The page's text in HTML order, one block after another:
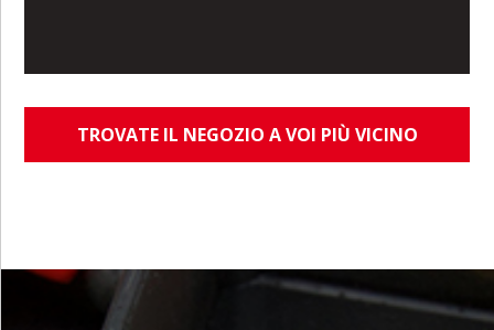
TROVATE IL NEGOZIO A VOI PIÙ VICINO